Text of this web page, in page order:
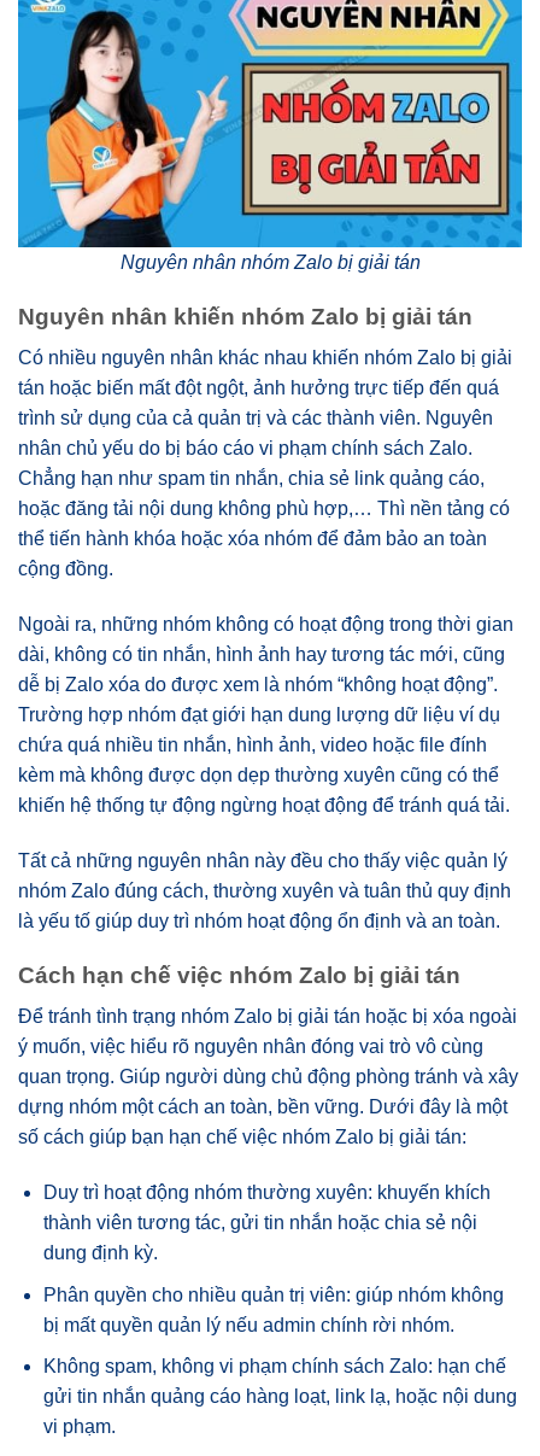
Nguyên nhân nhóm Zalo bị giải tán
Nguyên nhân khiến nhóm Zalo bị giải tán
Có nhiều nguyên nhân khác nhau khiến nhóm Zalo bị giải
tán hoặc biến mất đột ngột, ảnh hưởng trực tiếp đến quá
trình sử dụng của cả quản trị và các thành viên. Nguyên
nhân chủ yếu do bị báo cáo vi phạm chính sách Zalo.
Chẳng hạn như spam tin nhắn, chia sẻ link quảng cáo,
hoặc đăng tải nội dung không phù hợp,… Thì nền tảng có
thể tiến hành khóa hoặc xóa nhóm để đảm bảo an toàn
cộng đồng.
Ngoài ra, những nhóm không có hoạt động trong thời gian
dài, không có tin nhắn, hình ảnh hay tương tác mới, cũng
dễ bị Zalo xóa do được xem là nhóm “không hoạt động”.
Trường hợp nhóm đạt giới hạn dung lượng dữ liệu ví dụ
chứa quá nhiều tin nhắn, hình ảnh, video hoặc file đính
kèm mà không được dọn dẹp thường xuyên cũng có thể
khiến hệ thống tự động ngừng hoạt động để tránh quá tải.
Tất cả những nguyên nhân này đều cho thấy việc quản lý
nhóm Zalo đúng cách, thường xuyên và tuân thủ quy định
là yếu tố giúp duy trì nhóm hoạt động ổn định và an toàn.
Cách hạn chế việc nhóm Zalo bị giải tán
Để tránh tình trạng nhóm Zalo bị giải tán hoặc bị xóa ngoài
ý muốn, việc hiểu rõ nguyên nhân đóng vai trò vô cùng
quan trọng. Giúp người dùng chủ động phòng tránh và xây
dựng nhóm một cách an toàn, bền vững. Dưới đây là một
số cách giúp bạn hạn chế việc nhóm Zalo bị giải tán:
Duy trì hoạt động nhóm thường xuyên: khuyến khích
thành viên tương tác, gửi tin nhắn hoặc chia sẻ nội
dung định kỳ.
Phân quyền cho nhiều quản trị viên: giúp nhóm không
bị mất quyền quản lý nếu admin chính rời nhóm.
Không spam, không vi phạm chính sách Zalo: hạn chế
gửi tin nhắn quảng cáo hàng loạt, link lạ, hoặc nội dung
vi phạm.